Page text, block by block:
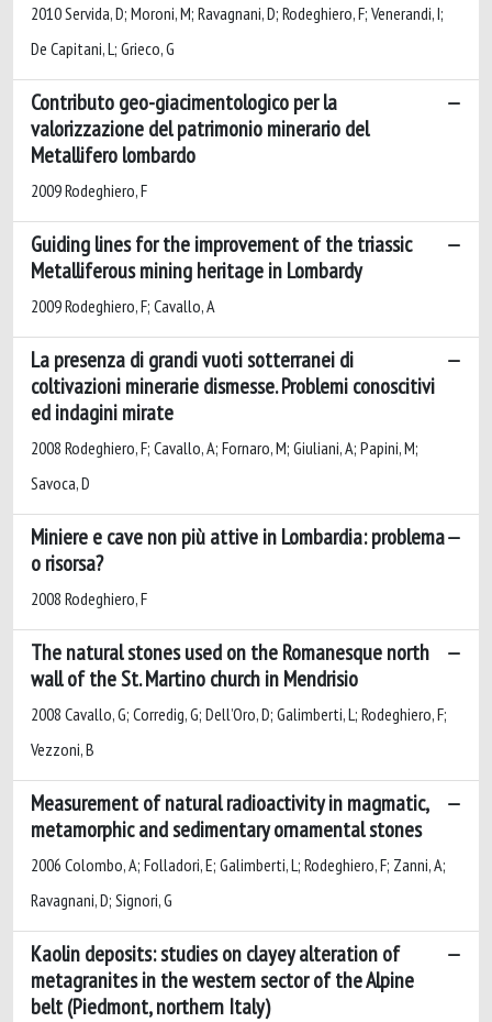
2010 Servida, D; Moroni, M; Ravagnani, D; Rodeghiero, F; Venerandi, I;
De Capitani, L; Grieco, G
Contributo geo-giacimentologico per la
valorizzazione del patrimonio minerario del
Metallifero lombardo
2009 Rodeghiero, F
Guiding lines for the improvement of the triassic
Metalliferous mining heritage in Lombardy
2009 Rodeghiero, F; Cavallo, A
La presenza di grandi vuoti sotterranei di
coltivazioni minerarie dismesse. Problemi conoscitivi
ed indagini mirate
2008 Rodeghiero, F; Cavallo, A; Fornaro, M; Giuliani, A; Papini, M;
Savoca, D
Miniere e cave non più attive in Lombardia: problema
o risorsa?
2008 Rodeghiero, F
The natural stones used on the Romanesque north
wall of the St. Martino church in Mendrisio
2008 Cavallo, G; Corredig, G; Dell’Oro, D; Galimberti, L; Rodeghiero, F;
Vezzoni, B
Measurement of natural radioactivity in magmatic,
metamorphic and sedimentary ornamental stones
2006 Colombo, A; Folladori, E; Galimberti, L; Rodeghiero, F; Zanni, A;
Ravagnani, D; Signori, G
Kaolin deposits: studies on clayey alteration of
metagranites in the western sector of the Alpine
belt (Piedmont, northern Italy)